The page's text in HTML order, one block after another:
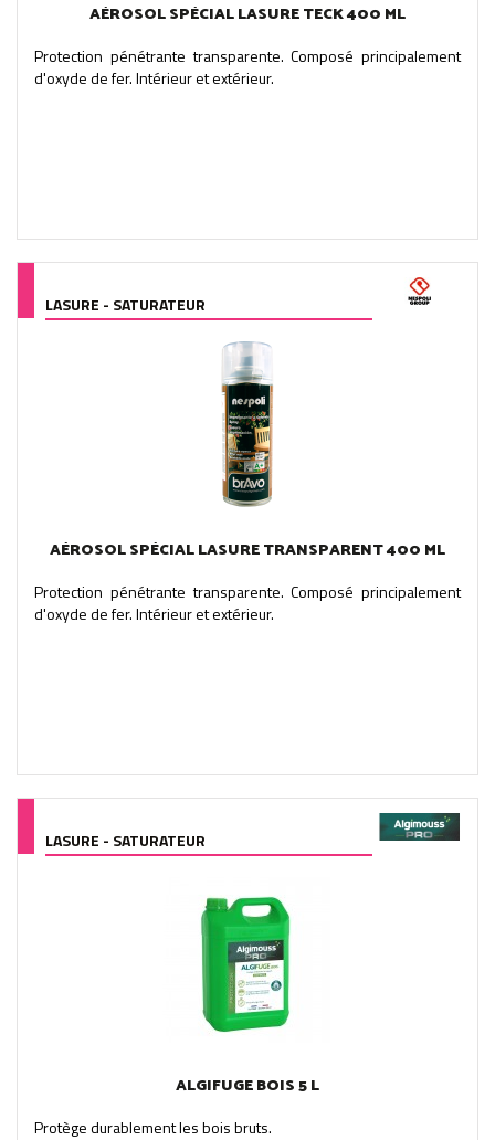
AÉROSOL SPÉCIAL LASURE TECK 400 ML
Protection pénétrante transparente. Composé principalement
d'oxyde de fer. Intérieur et extérieur.
LASURE - SATURATEUR
AÉROSOL SPÉCIAL LASURE TRANSPARENT 400 ML
Protection pénétrante transparente. Composé principalement
d'oxyde de fer. Intérieur et extérieur.
LASURE - SATURATEUR
ALGIFUGE BOIS 5 L
Protège durablement les bois bruts.